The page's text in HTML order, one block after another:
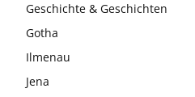
Geschichte & Geschichten
Gotha
Ilmenau
Jena